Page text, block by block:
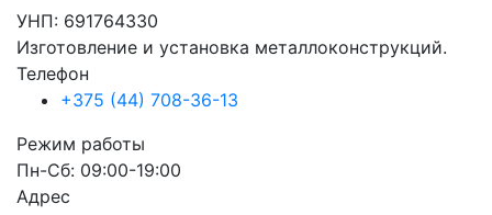
УНП: 691764330
Изготовление и установка металлоконструкций.
Телефон
+375 (44) 708-36-13
Режим работы
Пн-Сб: 09:00-19:00
Адрес